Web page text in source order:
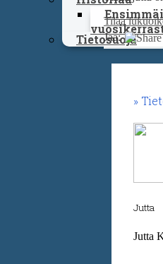
Tietosuoja
Tilaa
Jaa:
Jutta
Jutta